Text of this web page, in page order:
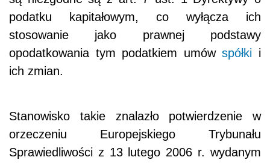
podatku kapitałowym, co wyłącza ich
stosowanie jako prawnej podstawy
opodatkowania tym podatkiem umówspółki i
ich zmian.
Stanowisko takie znalazło potwierdzenie w
orzeczeniu Europejskiego Trybunału
Sprawiedliwości z 13 lutego 2006 r. wydanym